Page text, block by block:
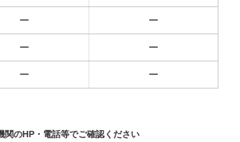
ー ー
ー ー
ー ー
関のHP・電話等でご確認ください